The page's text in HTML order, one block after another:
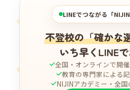
LINEでつながる「
不登校の「確かな
いち早くLINEで
全国・オンラインで開
教育の専門家による
NIJINアカデミー・全